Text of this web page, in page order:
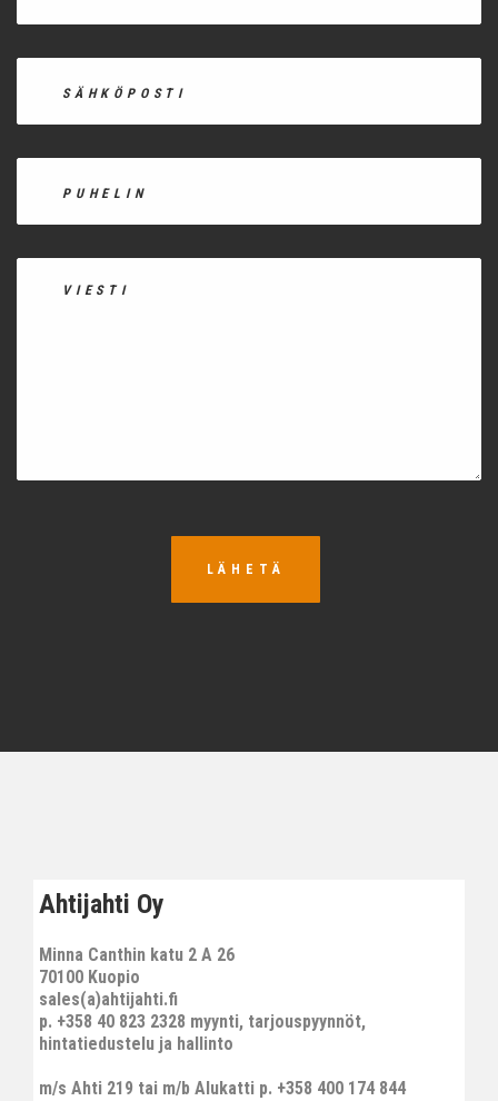
LÄHETÄ
Ahtijahti Oy
Minna Canthin katu 2 A 26
70100 Kuopio
sales(a)ahtijahti.fi
p. +358 40 823 2328 myynti, tarjouspyynnöt,
hintatiedustelu ja hallinto
m/s Ahti 219 tai m/b Alukatti p. +358 400 174 844